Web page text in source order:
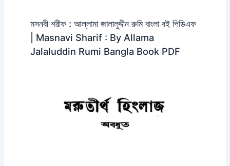
মসনবী শরীফ : আল্লামা জালালুদ্দীন রুমি বাংলা বই পিডিএফ
| Masnavi Sharif : By Allama
Jalaluddin Rumi Bangla Book PDF